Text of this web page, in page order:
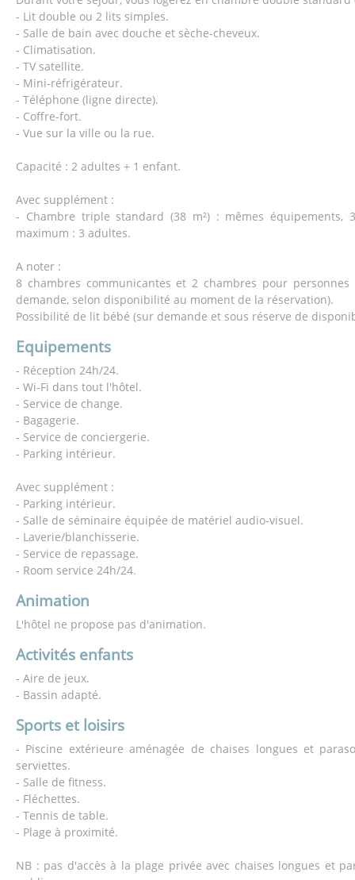
- Lit double ou 2 lits simples.
- Salle de bain avec douche et sèche-cheveux.
- Climatisation.
- TV satellite.
- Mini-réfrigérateur.
- Téléphone (ligne directe).
- Coffre-fort.
- Vue sur la ville ou la rue.
Capacité : 2 adultes + 1 enfant.
Avec supplément :
- Chambre triple standard (38 m²) : mêmes équipements,
maximum : 3 adultes.
A noter :
8 chambres communicantes et 2 chambres pour
demande, selon disponibilité au moment de la réservation).
Possibilité de lit bébé (sur demande et sous réserve de
Equipements
- Réception 24h/24.
- Wi-Fi dans tout l'hôtel.
- Service de change.
- Bagagerie.
- Service de conciergerie.
- Parking intérieur.
Avec supplément :
- Parking intérieur.
- Salle de séminaire équipée de matériel audio-visuel.
- Laverie/blanchisserie.
- Service de repassage.
- Room service 24h/24.
Animation
L'hôtel ne propose pas d'animation.
Activités enfants
- Aire de jeux.
- Bassin adapté.
Sports et loisirs
- Piscine extérieure aménagée de chaises longues et
serviettes.
- Salle de fitness.
- Fléchettes.
- Tennis de table.
- Plage à proximité.
NB : pas d'accès à la plage privée avec chaises longues et